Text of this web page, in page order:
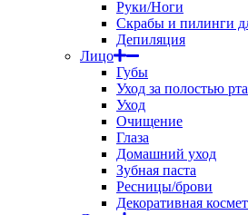
Руки/Ноги
Скрабы и пилинги
Депиляция
Лицо
Губы
Уход за полостью рта
Уход
Очищение
Глаза
Домашний уход
Зубная паста
Ресницы/брови
Декоративная